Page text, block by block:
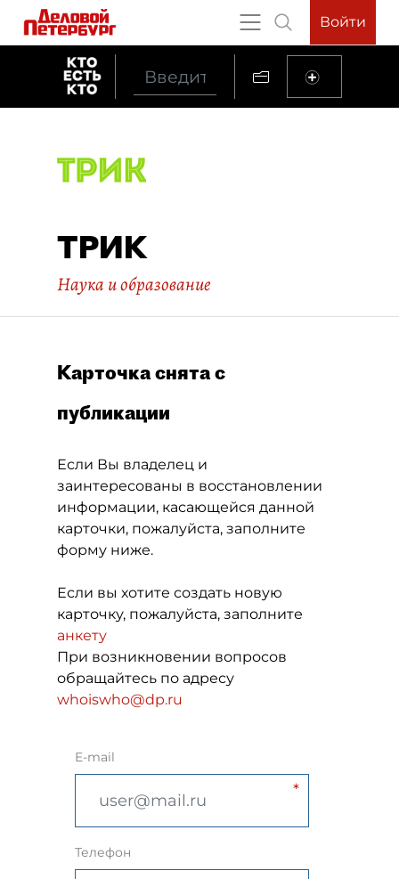
Войти
ТРИК
Наука и образование
Карточка снята с
публикации
Если Вы владелец и
заинтересованы в восстановлении
информации, касающейся данной
карточки, пожалуйста, заполните
форму ниже.
Если вы хотите создать новую
карточку, пожалуйста, заполните
анкету
При возникновении вопросов
обращайтесь по адресу
whoiswho@dp.ru
E-mail
Телефон